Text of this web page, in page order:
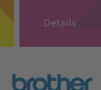
Details